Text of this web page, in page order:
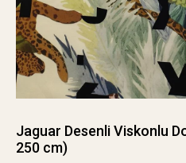
Jaguar Desenli Viskonlu
250 cm)